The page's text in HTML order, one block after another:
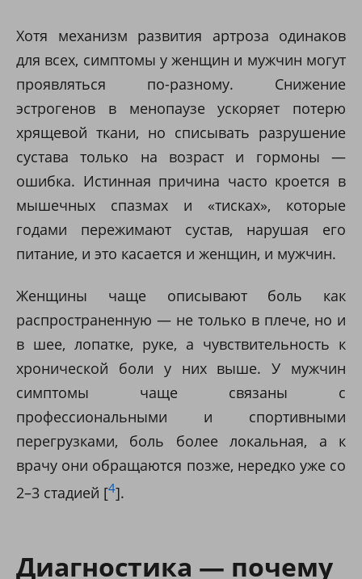
Хотя механизм развития артроза одинаков
для всех, симптомы у женщин и мужчин могут
проявляться по-разному. Снижение
эстрогенов в менопаузе ускоряет потерю
хрящевой ткани, но списывать разрушение
сустава только на возраст и гормоны —
ошибка. Истинная причина часто кроется в
мышечных спазмах и «тисках», которые
годами пережимают сустав, нарушая его
питание, и это касается и женщин, и мужчин.
Женщины чаще описывают боль как
распространенную — не только в плече, но и
в шее, лопатке, руке, а чувствительность к
хронической боли у них выше. У мужчин
симптомы чаще связаны с
профессиональными и спортивными
перегрузками, боль более локальная, а к
врачу они обращаются позже, нередко уже со
2–3 стадией [4].
Диагностика — почему